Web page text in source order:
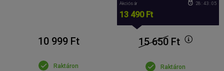
10 999 Ft
Raktáron
Akciós ár
13 490 Ft
28 : 43 : 05
15 650Ft
Raktáron